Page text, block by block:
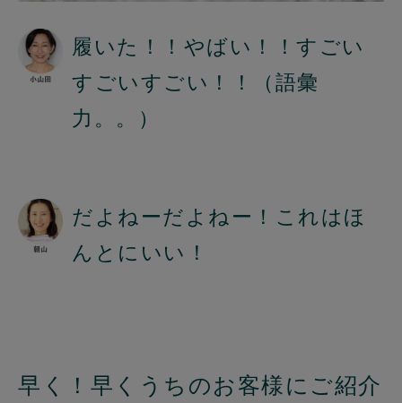
履いた！！やばい！！すごい
すごいすごい！！（語彙
力。。）
だよねーだよねー！これはほ
んとにいい！
早く！早くうちのお客様にご紹介